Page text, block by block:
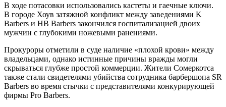
В ходе потасовки использовались кастеты и гаечные ключи.
В городе Хоув затяжной конфликт между заведениями K
Barbers и HB Barbers закончился госпитализацией двоих
мужчин с глубокими ножевыми ранениями.
Прокуроры отметили в суде наличие «плохой крови» между
владельцами, однако истинные причины вражды могли
скрываться глубже простой коммерции. Жители Сомеркотса
также стали свидетелями убийства сотрудника барбершопа SR
Barbers во время стычки с представителями конкурирующей
фирмы Pro Barbers.